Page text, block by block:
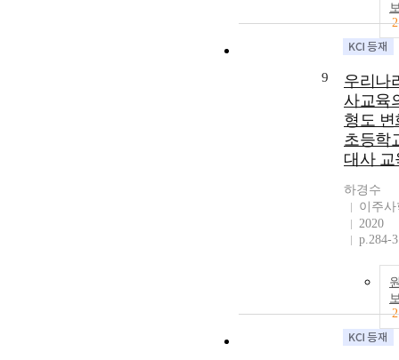
2
9
우리나
사교육
형도 변
초등학
대사 교
하경수
이주
2020
p.284-
2